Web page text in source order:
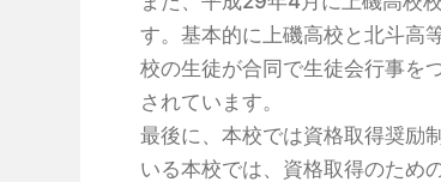
す。基本的に上磯高校と北斗高
校の生徒が合同で生徒会行事を
されています。
最後に、本校では資格取得奨励
いる本校では、資格取得のため